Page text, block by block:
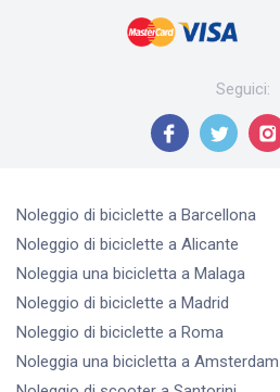
Seguici:
Noleggio di biciclette a Barcellona
Noleggio di biciclette a Alicante
Noleggia una bicicletta a Malaga
Noleggio di biciclette a Madrid
Noleggio di biciclette a Roma
Noleggia una bicicletta a Amsterdam